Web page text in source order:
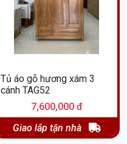
Tủ áo gỗ hương xám 3
cánh TAG52
7,600,000 đ
Giao lắp tận nhà